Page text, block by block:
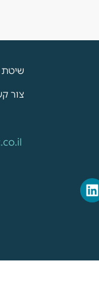
שיטת
צור